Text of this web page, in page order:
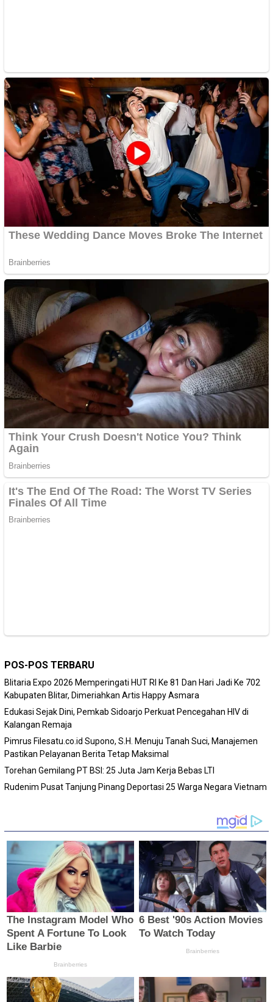
POS-POS TERBARU
Blitaria Expo 2026 Memperingati HUT RI Ke 81 Dan Hari Jadi Ke 702
Kabupaten Blitar, Dimeriahkan Artis Happy Asmara
Edukasi Sejak Dini, Pemkab Sidoarjo Perkuat Pencegahan HIV di
Kalangan Remaja
Pimrus Filesatu.co.id Supono, S.H. Menuju Tanah Suci, Manajemen
Pastikan Pelayanan Berita Tetap Maksimal
Torehan Gemilang PT BSI: 25 Juta Jam Kerja Bebas LTI
Rudenim Pusat Tanjung Pinang Deportasi 25 Warga Negara Vietnam